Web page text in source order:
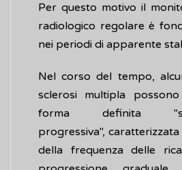
Per questo motivo il
radiologico regolare è
nei periodi di apparente
Nel corso del tempo,
sclerosi multipla
forma definita
progressiva",
della frequenza delle